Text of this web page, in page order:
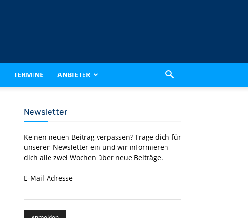
TERMINE ANBIETER
Newsletter
Keinen neuen Beitrag verpassen? Trage dich für
unseren Newsletter ein und wir informieren
dich alle zwei Wochen über neue Beiträge.
E-Mail-Adresse